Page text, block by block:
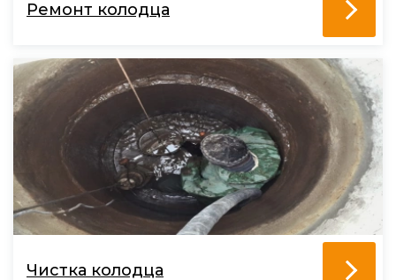
Ремонт колодца
Чистка колодца